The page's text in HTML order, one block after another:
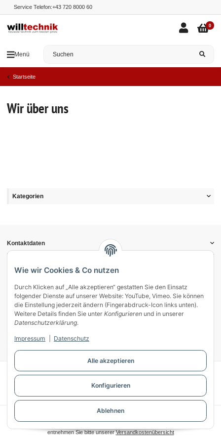
Alle akzeptieren
Konfigurieren
Ablehnen
Wie wir Cookies & Co nutzen
Durch Klicken auf „Alle akzeptieren“ gestatten Sie den Einsatz
folgender Dienste auf unserer Website: YouTube, Vimeo. Sie können
die Einstellung jederzeit ändern (Fingerabdruck-Icon links unten).
Weitere Details finden Sie unter Konfigurieren und in unserer
Datenschutzerklärung.
Impressum Datenschutz
Service Telefon:+43 720 8000 60
Menü
0
Startseite
Wir über uns
Kategorien
Kontaktdaten
Informationen
Gesetzliche Informationen
Vertrag widerrufen
Zahlung & Versand
Mein Kundenkonto
Streitschlichtung
Unsere Herstellermarken
Powered byJTL-Shop
entnehmen Sie bitte unsererVersandkostenübersicht